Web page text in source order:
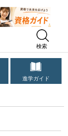
検索
進学ガイド